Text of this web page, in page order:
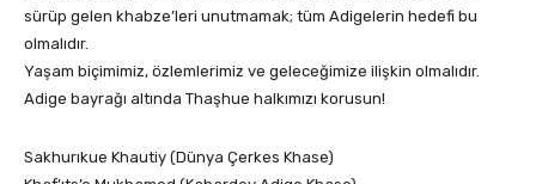
sürüp gelen khabze’leri unutmamak; tüm Adigelerin hedefi bu
olmalıdır.
Yaşam biçimimiz, özlemlerimiz ve geleceğimize ilişkin olmalıdır.
Adige bayrağı altında Thaşhue halkımızı korusun!
Sakhurıkue Khautiy (Dünya Çerkes Khase)